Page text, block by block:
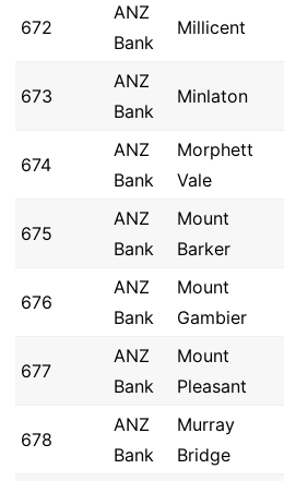
672
ANZ
Bank
Millicent
673
ANZ
Bank
Minlaton
674
ANZ
Bank
Morphett
Vale
675
ANZ
Bank
Mount
Barker
676
ANZ
Bank
Mount
Gambier
677
ANZ
Bank
Mount
Pleasant
678
ANZ
Bank
Murray
Bridge